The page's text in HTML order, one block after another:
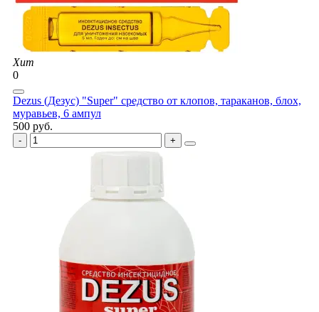
Хит
0
Dezus (Дезус) "Super" средство от клопов, тараканов, блох,
муравьев, 6 ампул
500 руб.